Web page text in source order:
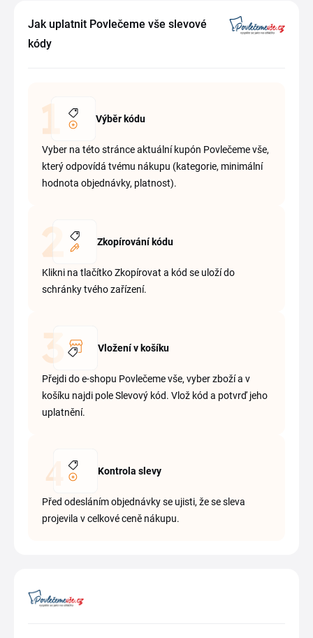
Jak uplatnit Povlečeme vše slevové
kódy
Výběr kódu
Vyber na této stránce aktuální kupón Povlečeme vše,
který odpovídá tvému nákupu (kategorie, minimální
hodnota objednávky, platnost).
Zkopírování kódu
Klikni na tlačítko Zkopírovat a kód se uloží do
schránky tvého zařízení.
Vložení v košíku
Přejdi do e-shopu Povlečeme vše, vyber zboží a v
košíku najdi pole Slevový kód. Vlož kód a potvrď jeho
uplatnění.
Kontrola slevy
Před odesláním objednávky se ujisti, že se sleva
projevila v celkové ceně nákupu.